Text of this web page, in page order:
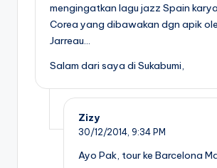
mengingatkan lagu jazz Spain
Corea yang dibawakan dgn apik
Jarreau…
Salam dari saya di Sukabumi,
Zizy
30/12/2014, 9:34 PM
Ayo Pak, tour ke Barcelona